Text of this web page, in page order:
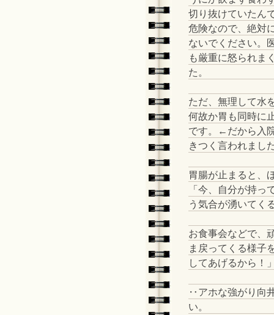
切り抜けていたん
危険なので、絶対
ないでください。
も厳重に怒られま
た。
ただ、無理して水
何故か胃も同時に
です。←だから入
きつく言われまし
胃腸が止まると、
「今、自分が持っ
う気合が湧いてく
お食事会などで、
ま戻ってくる様子
してあげるから！
‥アホな強がり向
い。